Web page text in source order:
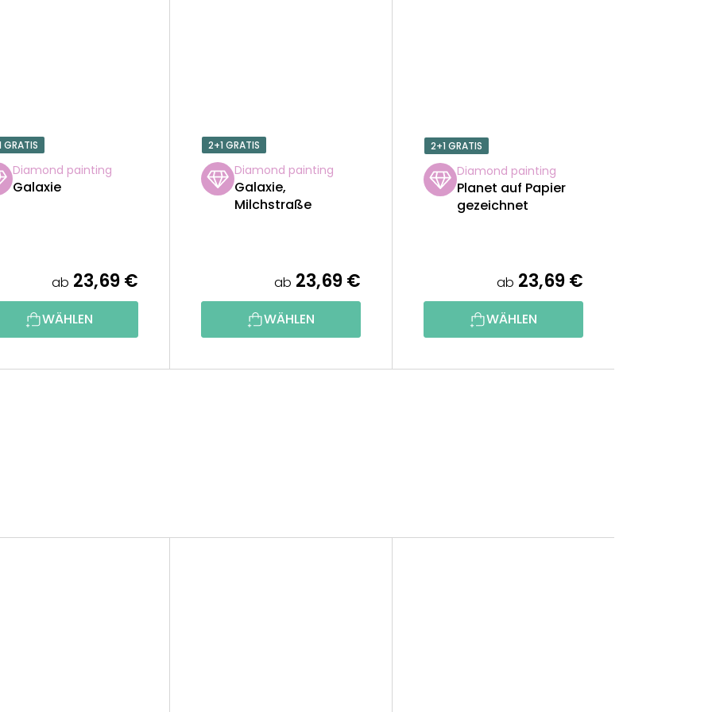
GRATIS
Diamond painting
Galaxie
ab 23,69 €
WÄHLEN
2+1 GRATIS
Diamond painting
Galaxie,
Milchstraße
ab 23,69 €
WÄHLEN
2+1 GRATIS
Diamond painting
Planet auf Papier
gezeichnet
ab 23,69 €
WÄHLEN